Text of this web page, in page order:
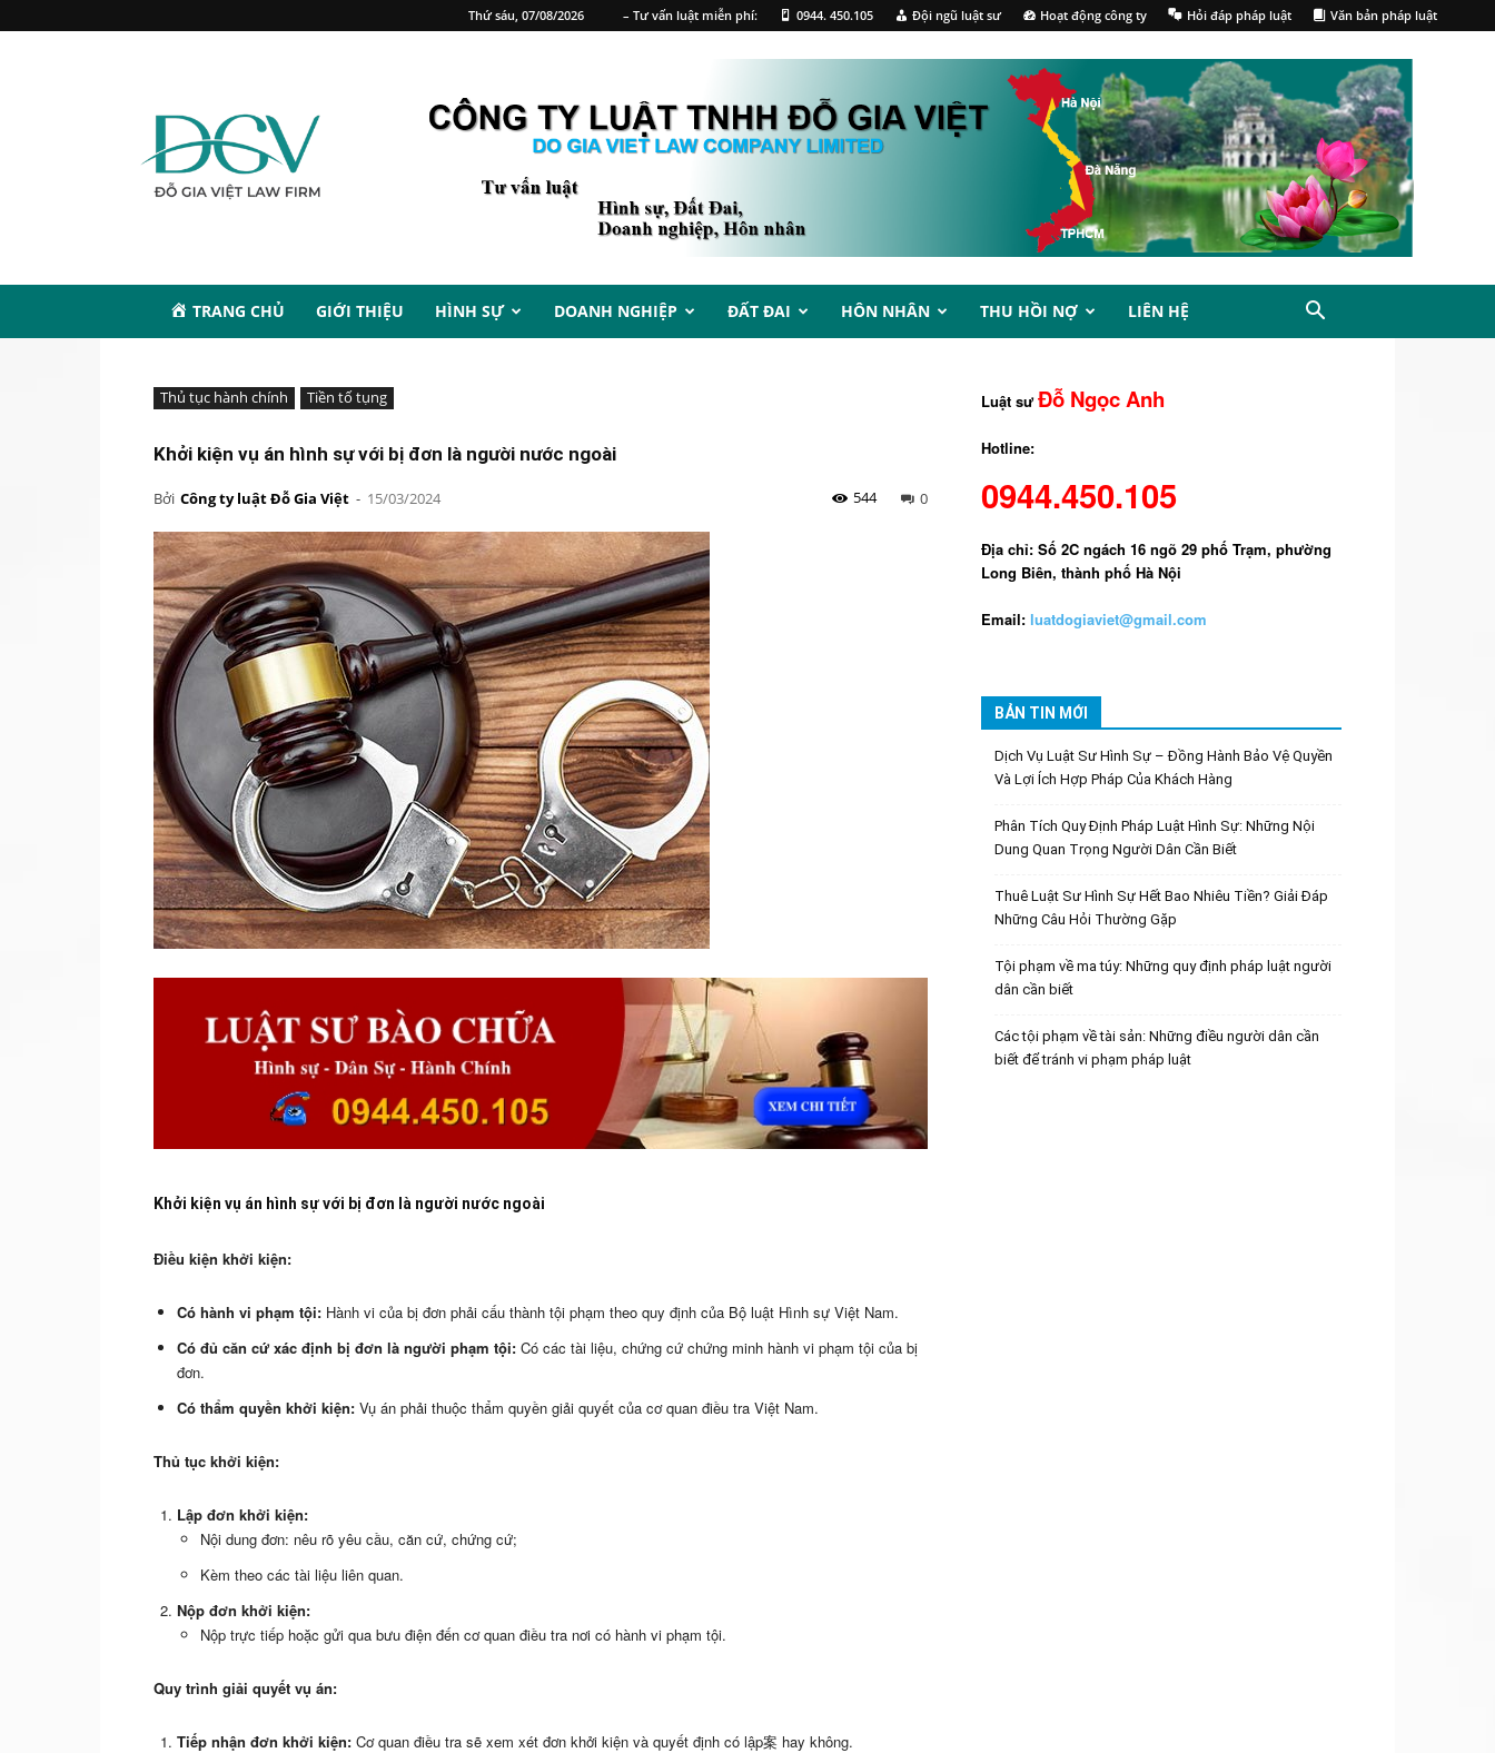
Thứ sáu, 07/08/2026 – Tư vấn luật miễn phí: 0944. 450.105 Đội ngũ luật sư Hoạt động công ty Hỏi đáp pháp luật Văn bản pháp luật
TRANG CHỦ GIỚI THIỆU HÌNH SỰ DOANH NGHIỆP ĐẤT ĐAI HÔN NHÂN THU HỒI NỢ LIÊN HỆ
Thủ tục hành chính Tiền tố tụng
Khởi kiện vụ án hình sự với bị đơn là người nước ngoài
Bởi Công ty luật Đỗ Gia Việt - 15/03/2024 0
544
Khởi kiện vụ án hình sự với bị đơn là người nước ngoài
Điều kiện khởi kiện:
Có hành vi phạm tội: Hành vi của bị đơn phải cấu thành tội phạm theo quy định của Bộ luật Hình sự Việt Nam.
Có đủ căn cứ xác định bị đơn là người phạm tội: Có các tài liệu, chứng cứ chứng minh hành vi phạm tội của bị
đơn.
Có thẩm quyền khởi kiện: Vụ án phải thuộc thẩm quyền giải quyết của cơ quan điều tra Việt Nam.
Thủ tục khởi kiện:
Lập đơn khởi kiện:
Nội dung đơn: nêu rõ yêu cầu, căn cứ, chứng cứ;
Kèm theo các tài liệu liên quan.
Nộp đơn khởi kiện:
Nộp trực tiếp hoặc gửi qua bưu điện đến cơ quan điều tra nơi có hành vi phạm tội.
Quy trình giải quyết vụ án:
Tiếp nhận đơn khởi kiện: Cơ quan điều tra sẽ xem xét đơn khởi kiện và quyết định có lập案 hay không.
Luật sưĐỗ Ngọc Anh
Hotline:
0944.450.105
Địa chỉ: Số 2C ngách 16 ngõ 29 phố Trạm, phường
Long Biên, thành phố Hà Nội
Email: luatdogiaviet@gmail.com
BẢN TIN MỚI
Dịch Vụ Luật Sư Hình Sự – Đồng Hành Bảo Vệ Quyền
Và Lợi Ích Hợp Pháp Của Khách Hàng
Phân Tích Quy Định Pháp Luật Hình Sự: Những Nội
Dung Quan Trọng Người Dân Cần Biết
Thuê Luật Sư Hình Sự Hết Bao Nhiêu Tiền? Giải Đáp
Những Câu Hỏi Thường Gặp
Tội phạm về ma túy: Những quy định pháp luật người
dân cần biết
Các tội phạm về tài sản: Những điều người dân cần
biết để tránh vi phạm pháp luật